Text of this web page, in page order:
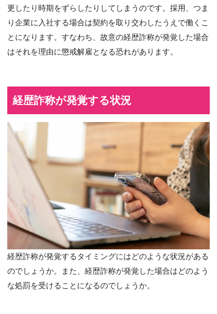
更したり時期をずらしたりしてしまうのです。採用、つま
り企業に入社する場合は契約を取り交わしたうえで働くこ
とになります。すなわち、故意の経歴詐称が発覚した場合
はそれを理由に懲戒解雇となる恐れがあります。
経歴詐称が発覚する状況
経歴詐称が発覚するタイミングにはどのような状況がある
のでしょうか。また、経歴詐称が発覚した場合はどのよう
な処罰を受けることになるのでしょうか。